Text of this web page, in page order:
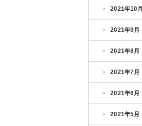
2021年10月
2021年9月
2021年8月
2021年7月
2021年6月
2021年5月